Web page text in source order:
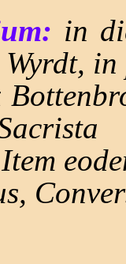
in
Wyrdt,